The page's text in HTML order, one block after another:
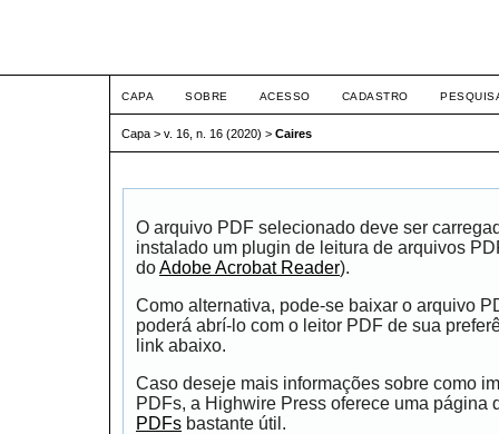
CAPA SOBRE ACESSO CADASTRO
Capa > v. 16, n. 16 (2020) > Caires
O arquivo PDF selecionado deve ser
instalado um plugin de leitura de arquivos
doAdobe Acrobat Reader).
Como alternativa, pode-se baixar o arquivo
poderá abrí-lo com o leitor PDF de sua
link abaixo.
Caso deseje mais informações sobre como
PDFs, a Highwire Press oferece uma página
PDFs bastante útil.